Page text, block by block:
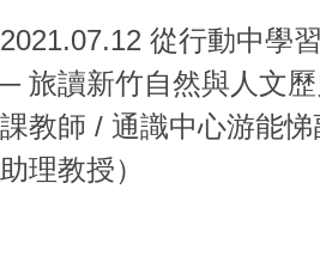
2021.07.12 從行動中學
─ 旅讀新竹自然與人文
課教師 / 通識中心游能
助理教授）